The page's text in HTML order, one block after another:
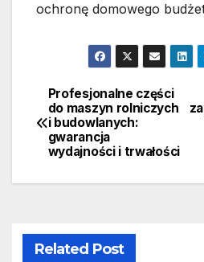
ochronę domowego
Nawigacja
wpisu
Profesjonalne części
do maszyn rolniczych
i budowlanych:
gwarancja
wydajności i trwałości
Related Post